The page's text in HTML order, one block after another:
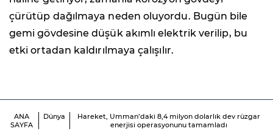
çürütüp dağılmaya neden oluyordu. Bugün bile
gemi gövdesine düşük akımlı elektrik verilip, bu
etki ortadan kaldırılmaya çalışılır.
ANA
SAYFA
Dünya
Hareket, Umman’daki 8,4 milyon dolarlık dev rüzgar
enerjisi operasyonunu tamamladı